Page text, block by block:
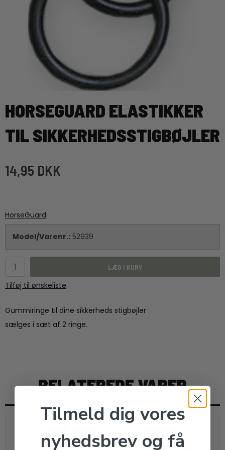
HORSEGUARD ELASTIKKER
TIL SIKKERHEDSSTIGBØJLER
14,95 DKK
HorseGuard
Model/Varenr.: 52939
LÆG I KURV
Tilføj til ønskeliste
Gummiringe til dine sikkerheds stigbøjler
sælges i sæt af 2 ringe.
RELATEREDE VARER
Tilmeld dig vores
nyhedsbrev og få